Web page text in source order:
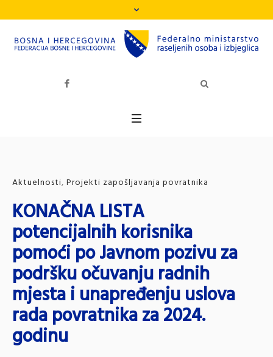
Aktuelnosti, Projekti zapošljavanja povratnika
KONAČNA LISTA
potencijalnih korisnika
pomoći po Javnom pozivu za
podršku očuvanju radnih
mjesta i unapređenju uslova
rada povratnika za 2024.
godinu